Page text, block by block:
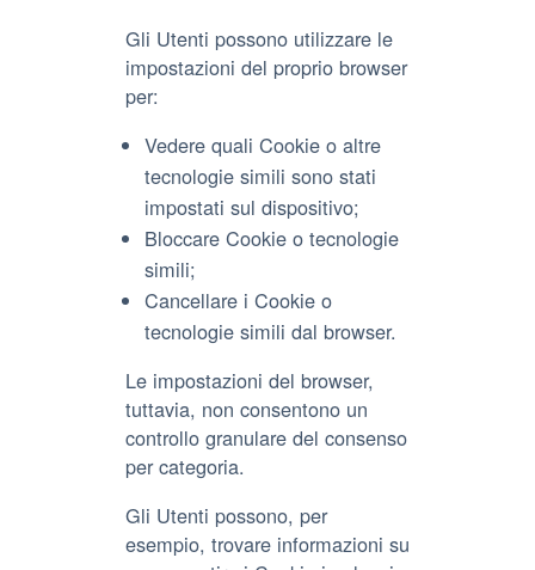
Gli Utenti possono utilizzare le
impostazioni del proprio browser
per:
Vedere quali Cookie o altre
tecnologie simili sono stati
impostati sul dispositivo;
Bloccare Cookie o tecnologie
simili;
Cancellare i Cookie o
tecnologie simili dal browser.
Le impostazioni del browser,
tuttavia, non consentono un
controllo granulare del consenso
per categoria.
Gli Utenti possono, per
esempio, trovare informazioni su